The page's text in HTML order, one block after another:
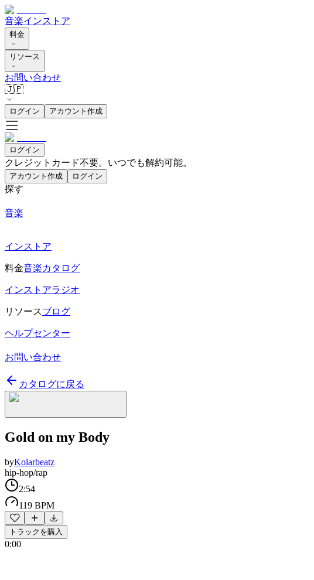
音楽インストア
料金
リソース
お問い合わせ
🇯🇵
ログイン アカウント作成
ログイン
クレジットカード不要。いつでも解約可能。
アカウント作成 ログイン
探す
音楽
インストア
料金音楽カタログ
インストアラジオ
リソースブログ
ヘルプセンター
お問い合わせ
カタログに戻る
Gold on my Body
byKolarbeatz
hip-hop/rap
2:54
119 BPM
トラックを購入
0:00